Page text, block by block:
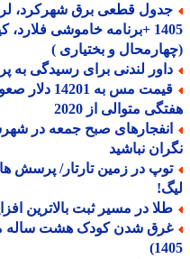
1405 +برنامه خاموشی فلارد،
و بختیاری )
لندنی برای رسیدگی به
قیمت مس به
متوالی از 2020
صبح جمعه در
نباشید
در زمین تارتار/ پرسش های
در مسیر ثبت بالاترین